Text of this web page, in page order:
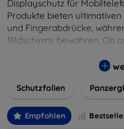
Displayschutz für
Produkte bieten
und Fingerabdrücke,
Bildschirms bewahren. Ob
installieren und passgenau
wertvolles Gerät mit
digitales Erlebnis.
Schutzfolien
Empfohlen